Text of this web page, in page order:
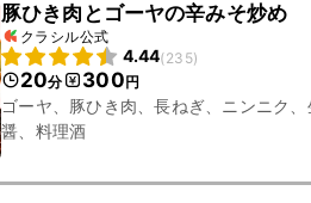
豚ひき肉とゴーヤの辛みそ炒め
クラシル公式
4.44(235)
20分 300円
ゴーヤ、豚ひき肉、長ねぎ、ニンニク
醤、料理酒